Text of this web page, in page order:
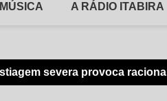
MÚSICA A RÁDIO ITABIRA
severa provoca